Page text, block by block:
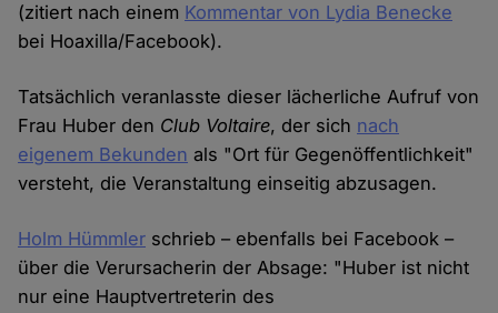
(zitiert nach einem Kommentar von Lydia Benecke
bei Hoaxilla/Facebook).
Tatsächlich veranlasste dieser lächerliche Aufruf von
Frau Huber den Club Voltaire, der sich nach
eigenem Bekunden als "Ort für Gegenöffentlichkeit"
versteht, die Veranstaltung einseitig abzusagen.
Holm Hümmler schrieb – ebenfalls bei Facebook –
über die Verursacherin der Absage: "Huber ist nicht
nur eine Hauptvertreterin des